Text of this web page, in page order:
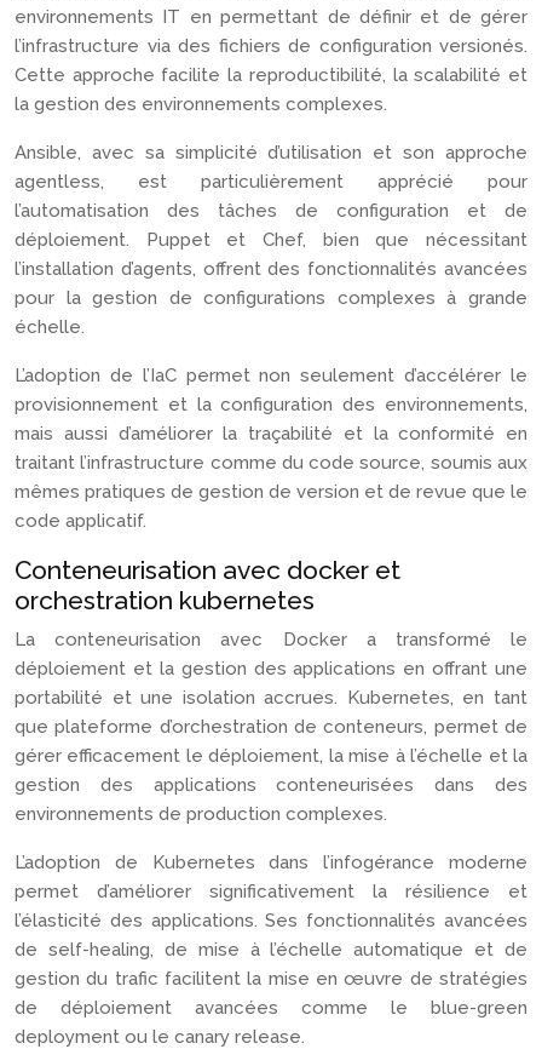
environnements IT en permettant de définir et de gérer
l’infrastructure via des fichiers de configuration versionés.
Cette approche facilite la reproductibilité, la scalabilité et
la gestion des environnements complexes.
Ansible, avec sa simplicité d’utilisation et son approche
agentless, est particulièrement apprécié pour
l’automatisation des tâches de configuration et de
déploiement. Puppet et Chef, bien que nécessitant
l’installation d’agents, offrent des fonctionnalités avancées
pour la gestion de configurations complexes à grande
échelle.
L’adoption de l’IaC permet non seulement d’accélérer le
provisionnement et la configuration des environnements,
mais aussi d’améliorer la traçabilité et la conformité en
traitant l’infrastructure comme du code source, soumis aux
mêmes pratiques de gestion de version et de revue que le
code applicatif.
Conteneurisation avec docker et
orchestration kubernetes
La conteneurisation avec Docker a transformé le
déploiement et la gestion des applications en offrant une
portabilité et une isolation accrues. Kubernetes, en tant
que plateforme d’orchestration de conteneurs, permet de
gérer efficacement le déploiement, la mise à l’échelle et la
gestion des applications conteneurisées dans des
environnements de production complexes.
L’adoption de Kubernetes dans l’infogérance moderne
permet d’améliorer significativement la résilience et
l’élasticité des applications. Ses fonctionnalités avancées
de self-healing, de mise à l’échelle automatique et de
gestion du trafic facilitent la mise en œuvre de stratégies
de déploiement avancées comme le blue-green
deployment ou le canary release.